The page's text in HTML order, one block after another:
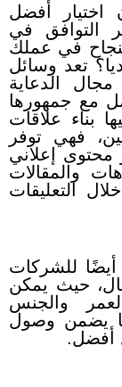
أفضل
التوافق في
في عملك
تعد وسائل
الدعاية
مع جمهورها
بناء علاقات
فهي توفر
إعلاني
والمقالات
التعليقات
أيضًا للشركات
حيث يمكن
والجنس
يضمن وصول
أفضل.